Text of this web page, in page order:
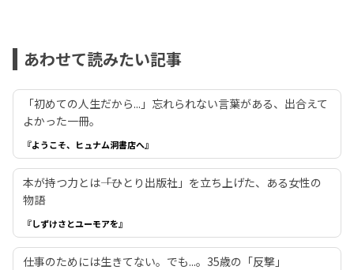
あわせて読みたい記事
「初めての人生だから...」忘れられない言葉がある、出合えて
よかった一冊。
『ようこそ、ヒュナム洞書店へ』
本が持つ力とは――「ひとり出版社」を立ち上げた、ある女性の
物語
『しずけさとユーモアを』
仕事のためには生きてない。でも...。35歳の「反撃」